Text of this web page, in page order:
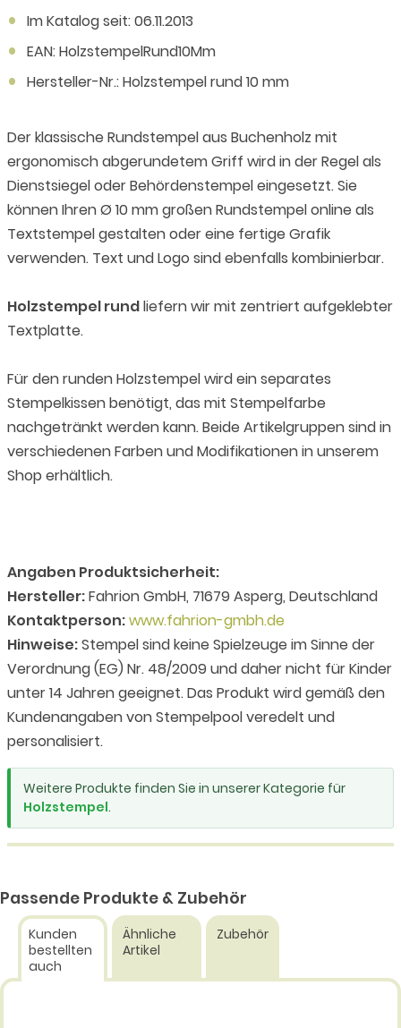
Im Katalog seit: 06.11.2013
EAN: HolzstempelRund10Mm
Hersteller-Nr.: Holzstempel rund 10 mm
Der klassische Rundstempel aus Buchenholz mit
ergonomisch abgerundetem Griff wird in der Regel als
Dienstsiegel oder Behördenstempel eingesetzt. Sie
können Ihren Ø 10 mm großen Rundstempel online als
Textstempel gestalten oder eine fertige Grafik
verwenden. Text und Logo sind ebenfalls kombinierbar.
Holzstempel rundliefern wir mit zentriert aufgeklebter
Textplatte.
Für den runden Holzstempel wird ein separates
Stempelkissen benötigt, das mit Stempelfarbe
nachgetränkt werden kann. Beide Artikelgruppen sind in
verschiedenen Farben und Modifikationen in unserem
Shop erhältlich.
Angaben Produktsicherheit:
Hersteller:Fahrion GmbH, 71679 Asperg, Deutschland
Kontaktperson:www.fahrion-gmbh.de
Hinweise:Stempel sind keine Spielzeuge im Sinne der
Verordnung (EG) Nr. 48/2009 und daher nicht für Kinder
unter 14 Jahren geeignet. Das Produkt wird gemäß den
Kundenangaben von Stempelpool veredelt und
personalisiert.
Weitere Produkte finden Sie in unserer Kategorie für
Holzstempel.
Passende Produkte & Zubehör
Kunden
bestellten
auch
Ähnliche
Artikel
Zubehör